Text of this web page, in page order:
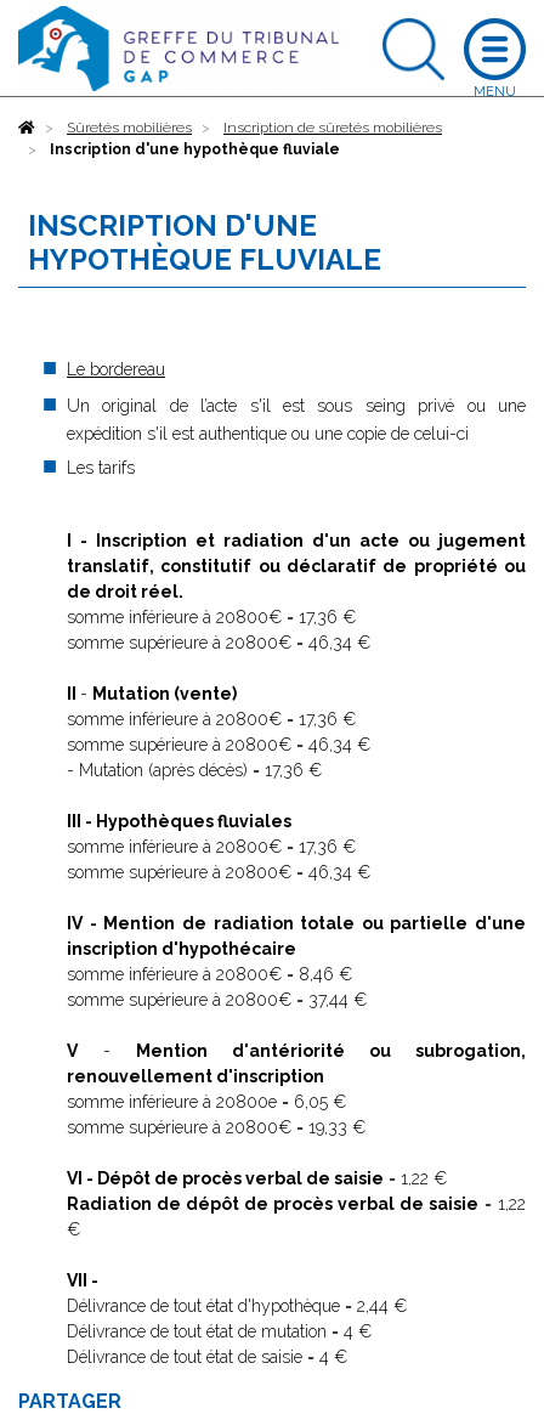
AccueilSûretés mobilières
Inscription de sûretés mobilières
Inscription d'une hypothèque fluviale
INSCRIPTION D'UNE
HYPOTHÈQUE FLUVIALE
Le bordereau
Un original de l’acte s'il est sous seing privé ou une
expédition s'il est authentique ou une copie de celui-ci
Les tarifs
I - Inscription et radiation d'un acte ou jugement
translatif, constitutif ou déclaratif de propriété ou
de droit réel.
somme inférieure à 20800€ = 17,36 €
somme supérieure à 20800€ = 46,34 €
- Mutation (vente)
somme inférieure à 20800€ = 17,36 €
somme supérieure à 20800€ = 46,34 €
- Mutation (après décès) = 17,36 €
III - Hypothèques fluviales
somme inférieure à 20800€ = 17,36 €
somme supérieure à 20800€ = 46,34 €
IV - Mention de radiation totale ou partielle d'une
inscription d'hypothécaire
somme inférieure à 20800€ = 8,46 €
somme supérieure à 20800€ = 37,44 €
V-
Mention d'antériorité ou subrogation,
renouvellement d'inscription
somme inférieure à 20800e = 6,05 €
somme supérieure à 20800€ = 19,33 €
VI - Dépôt de procès verbal de saisie = 1,22 €
Radiation de dépôt de procès verbal de saisie = 1,22
€
VII -
Délivrance de tout état d'hypothèque = 2,44 €
Délivrance de tout état de mutation = 4 €
Délivrance de tout état de saisie = 4 €
PARTAGER